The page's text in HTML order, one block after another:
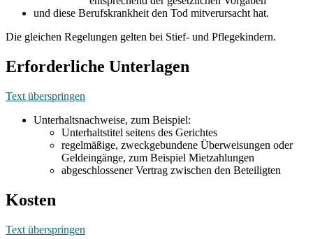
und diese Berufskrankheit den Tod mitverursacht hat.
Die gleichen Regelungen gelten bei Stief- und Pflegekindern.
Erforderliche Unterlagen
Text überspringen
Unterhaltsnachweise, zum Beispiel:
Unterhaltstitel seitens des Gerichtes
regelmäßige, zweckgebundene Überweisungen oder
Geldeingänge, zum Beispiel Mietzahlungen
abgeschlossener Vertrag zwischen den Beteiligten
Kosten
Text überspringen